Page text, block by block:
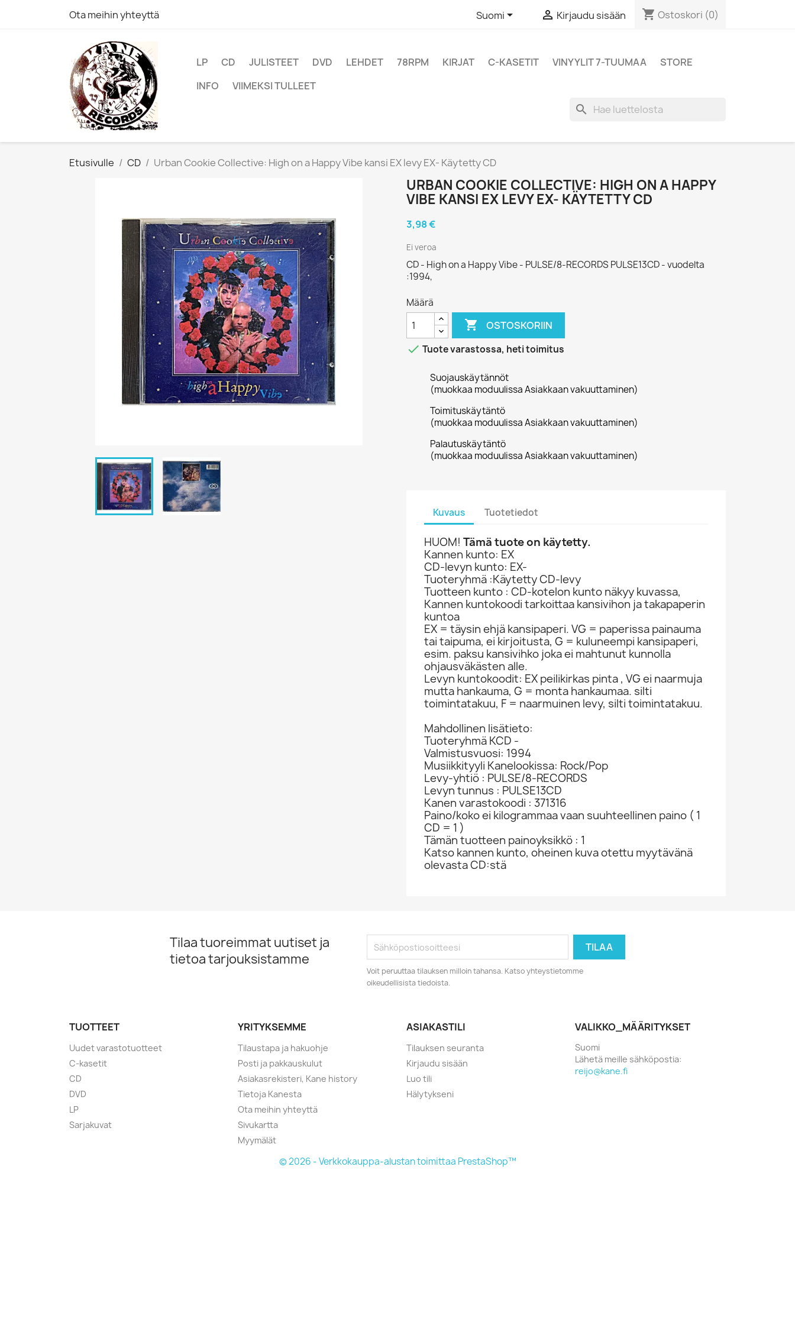
Ota meihin yhteyttä Suomi  Kirjaudu sisään shopping_cart Ostoskori (0)
LP CD JULISTEET DVD LEHDET 78RPM KIRJAT C-KASETIT VINYYLIT 7-TUUMAA
STORE
INFO
VIIMEKSI TULLEET
search
Etusivulle CD Urban Cookie Collective: High on a Happy Vibe kansi EX levy EX- Käytetty CD
URBAN COOKIE COLLECTIVE: HIGH ON A HAPPY
VIBE KANSI EX LEVY EX- KÄYTETTY CD
3,98 €
Ei veroa
CD - High on a Happy Vibe - PULSE/8-RECORDS PULSE13CD - vuodelta
:1994,
Määrä
 OSTOSKORIIN
 Tuote varastossa, heti toimitus
Suojauskäytännöt
(muokkaa moduulissa Asiakkaan vakuuttaminen)
Toimituskäytäntö
(muokkaa moduulissa Asiakkaan vakuuttaminen)
Palautuskäytäntö
(muokkaa moduulissa Asiakkaan vakuuttaminen)
Kuvaus Tuotetiedot
HUOM! Tämä tuote on käytetty.
Kannen kunto: EX
CD-levyn kunto: EX-
Tuoteryhmä :Käytetty CD-levy
Tuotteen kunto : CD-kotelon kunto näkyy kuvassa,
Kannen kuntokoodi tarkoittaa kansivihon ja takapaperin
kuntoa
EX = täysin ehjä kansipaperi. VG = paperissa painauma
tai taipuma, ei kirjoitusta, G = kuluneempi kansipaperi,
esim. paksu kansivihko joka ei mahtunut kunnolla
ohjausväkästen alle.
Levyn kuntokoodit: EX peilikirkas pinta , VG ei naarmuja
mutta hankauma, G = monta hankaumaa. silti
toimintatakuu, F = naarmuinen levy, silti toimintatakuu.
Mahdollinen lisätieto:
Tuoteryhmä KCD -
Valmistusvuosi: 1994
Musiikkityyli Kanelookissa: Rock/Pop
Levy-yhtiö : PULSE/8-RECORDS
Levyn tunnus : PULSE13CD
Kanen varastokoodi : 371316
Paino/koko ei kilogrammaa vaan suuhteellinen paino ( 1
CD = 1 )
Tämän tuotteen painoyksikkö : 1
Katso kannen kunto, oheinen kuva otettu myytävänä
olevasta CD:stä
Tilaa tuoreimmat uutiset ja
tietoa tarjouksistamme
Voit peruuttaa tilauksen milloin tahansa. Katso yhteystietomme
oikeudellisista tiedoista.
TUOTTEET
Uudet varastotuotteet
C-kasetit
CD
DVD
LP
Sarjakuvat
YRITYKSEMME
Tilaustapa ja hakuohje
Posti ja pakkauskulut
Asiakasrekisteri, Kane history
Tietoja Kanesta
Ota meihin yhteyttä
Sivukartta
Myymälät
ASIAKASTILI
Tilauksen seuranta
Kirjaudu sisään
Luo tili
Hälytykseni
VALIKKO_MÄÄRITYKSET
Suomi
Lähetä meille sähköpostia:
reijo@kane.fi
© 2026 - Verkkokauppa-alustan toimittaa PrestaShop™